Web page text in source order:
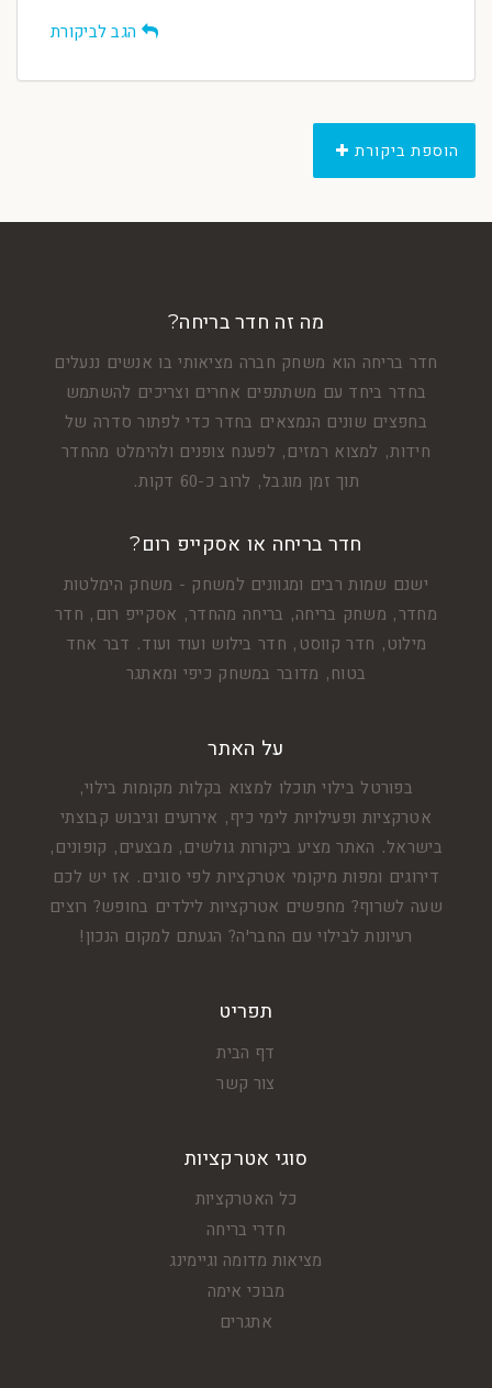
הגב לביקורת
הוספת ביקורת
מה זה חדר בריחה?
חדר בריחה הוא משחק חברה מציאותי בו אנשים ננעלים
בחדר ביחד עם משתתפים אחרים וצריכים להשתמש
בחפצים שונים הנמצאים בחדר כדי לפתור סדרה של
חידות, למצוא רמזים, לפענח צופנים ולהימלט מהחדר
תוך זמן מוגבל, לרוב כ-60 דקות.
חדר בריחה או אסקייפ רום?
ישנם שמות רבים ומגוונים למשחק - משחק הימלטות
מחדר, משחק בריחה, בריחה מהחדר, אסקייפ רום, חדר
מילוט, חדר קווסט, חדר בילוש ועוד ועוד. דבר אחד
בטוח, מדובר במשחק כיפי ומאתגר
על האתר
בפורטל בילוי תוכלו למצוא בקלות מקומות בילוי,
אטרקציות ופעילויות לימי כיף, אירועים וגיבוש קבוצתי
בישראל. האתר מציע ביקורות גולשים, מבצעים, קופונים,
דירוגים ומפות מיקומי אטרקציות לפי סוגים. אז יש לכם
שעה לשרוף? מחפשים אטרקציות לילדים בחופש? רוצים
רעיונות לבילוי עם החבר'ה? הגעתם למקום הנכון!
תפריט
דף הבית
צור קשר
סוגי אטרקציות
כל האטרקציות
חדרי בריחה
מציאות מדומה וגיימינג
מבוכי אימה
אתגרים